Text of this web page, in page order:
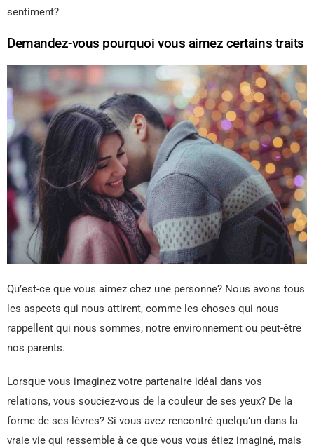
sentiment?
Demandez-vous pourquoi vous aimez certains traits
Qu’est-ce que vous aimez chez une personne? Nous avons tous
les aspects qui nous attirent, comme les choses qui nous
rappellent qui nous sommes, notre environnement ou peut-être
nos parents.
Lorsque vous imaginez votre partenaire idéal dans vos
relations, vous souciez-vous de la couleur de ses yeux? De la
forme de ses lèvres? Si vous avez rencontré quelqu’un dans la
vraie vie qui ressemble à ce que vous vous étiez imaginé, mais